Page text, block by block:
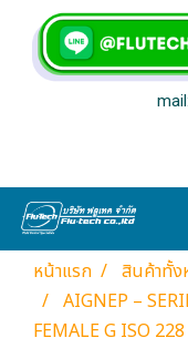
หน้าแรก สินค้าทั้ง
AIGNEP –
FEMALE G ISO 228